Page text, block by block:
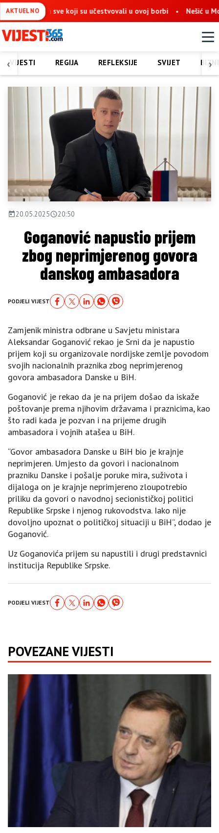
AKTUELNO
sve koji su učestvovali u ovoj borbi Nešić u Mostaru:
‹ ›
VIJESTI REGIJA REFLEKSIJE SVIJET
20.05.2025 20:50
Goganović napustio prijem
zbog neprimjerenog govora
danskog ambasadora
PODJELI VIJEST
Zamjenik ministra odbrane u Savjetu ministara
Aleksandar Goganović rekao je Srni da je napustio
prijem koji su organizovale nordijske zemlje povodom
svojih nacionalnih praznika zbog neprimjerenog
govora ambasadora Danske u BiH.
Goganović je rekao da je na prijem došao da iskaže
poštovanje prema njihovim državama i praznicima, kao
što radi kada je pozvan i na prijeme drugih
ambasadora i vojnih atašea u BiH.
“Govor ambasadora Danske u BiH bio je krajnje
neprimjeren. Umjesto da govori i nacionalnom
prazniku Danske i pošalje poruke mira, suživota i
dijaloga on je krajnje neprimjereno zloupotrebio
priliku da govori o navodnoj secionističkoj politici
Republike Srpske i njenog rukovodstva. Iako nije
dovoljno upoznat o političkoj situaciji u BiH”, dodao je
Goganović.
Uz Goganovića prijem su napustili i drugi predstavnici
institucija Republike Srpske.
PODJELI VIJEST
POVEZANE VIJESTI